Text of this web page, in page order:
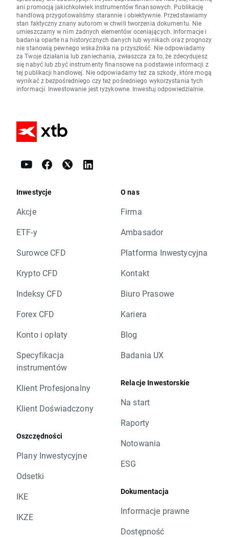
ani promocją jakichkolwiek instrumentów finansowych. Publikację
handlową przygotowaliśmy starannie i obiektywnie. Przedstawiamy
stan faktyczny znany autorom w chwili tworzenia dokumentu. Nie
umieszczamy w nim żadnych elementów oceniających. Informacje i
badania oparte na historycznych danych lub wynikach oraz prognozy
nie stanowią pewnego wskaźnika na przyszłość. Nie odpowiadamy
za Twoje działania lub zaniechania, zwłaszcza za to, że zdecydujesz
się nabyć lub zbyć instrumenty finansowe na podstawie informacji z
tej publikacji handlowej. Nie odpowiadamy też za szkody, które mogą
wynikać z bezpośredniego czy też pośredniego wykorzystania tych
informacji. Inwestowanie jest ryzykowne. Inwestuj odpowiedzialnie.
Inwestycje
Akcje
ETF-y
Surowce CFD
Krypto CFD
Indeksy CFD
Forex CFD
Konto i opłaty
Specyfikacja
instrumentów
Klient Profesjonalny
Klient Doświadczony
Oszczędności
Plany Inwestycyjne
Odsetki
IKE
IKZE
O nas
Firma
Ambasador
Platforma Inwestycyjna
Kontakt
Biuro Prasowe
Kariera
Blog
Badania UX
Relacje Inwestorskie
Na start
Raporty
Notowania
ESG
Dokumentacja
Informacje prawne
Dostępność